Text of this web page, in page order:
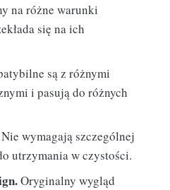
na różne warunki
się na ich
są z różnymi
i pasują do różnych
Nie wymagają szczególnej
utrzymania w czystości.
Oryginalny wygląd